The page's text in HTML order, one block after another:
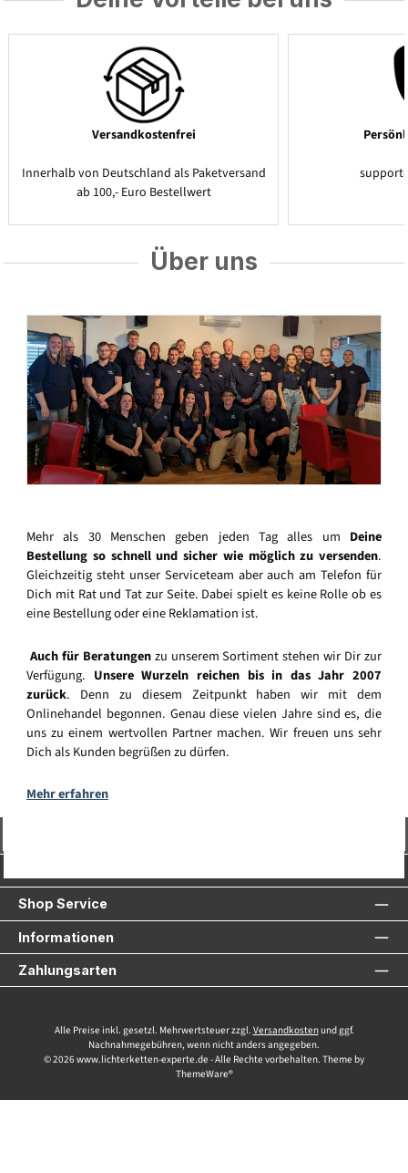
Versandkostenfrei
Innerhalb von Deutschland als Paketversand
ab 100,- Euro Bestellwert
Über uns
Mehr als 30 Menschen geben jeden Tag alles um Deine
Bestellung so schnell und sicher wie möglich zu versenden.
Gleichzeitig steht unser Serviceteam aber auch am Telefon für
Dich mit Rat und Tat zur Seite. Dabei spielt es keine Rolle ob es
eine Bestellung oder eine Reklamation ist.
Auch für Beratungenzu unserem Sortiment stehen wir Dir zur
Verfügung. Unsere Wurzeln reichen bis in das Jahr 2007
zurück. Denn zu diesem Zeitpunkt haben wir mit dem
Onlinehandel begonnen. Genau diese vielen Jahre sind es, die
uns zu einem wertvollen Partner machen. Wir freuen uns sehr
Dich als Kunden begrüßen zu dürfen.
Mehr erfahren
Shop Service
Informationen
Zahlungsarten
Alle Preise inkl. gesetzl. Mehrwertsteuer zzgl. Versandkostenund ggf.
Nachnahmegebühren, wenn nicht anders angegeben.
© 2026 www.lichterketten-experte.de - Alle Rechte vorbehalten. Theme by
ThemeWare®